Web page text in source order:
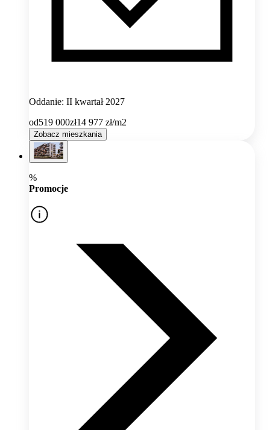
Oddanie: II kwartał 2027
od519 000zł14 977 zł/m2
Zobacz mieszkania
%
Promocje